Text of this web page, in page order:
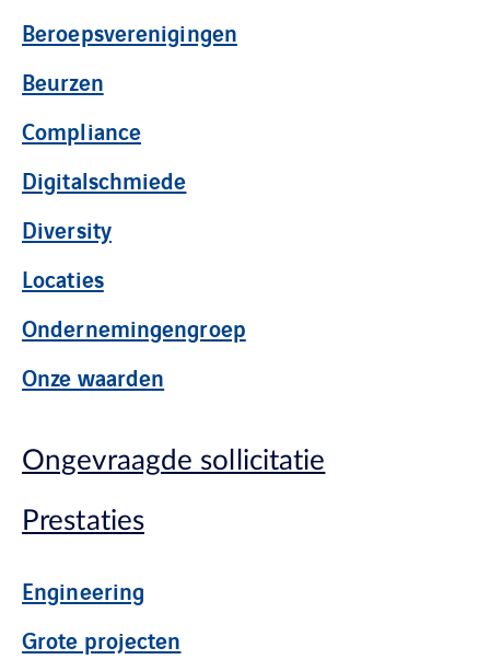
Beroepsverenigingen
Beurzen
Compliance
Digitalschmiede
Diversity
Locaties
Ondernemingengroep
Onze waarden
Ongevraagde sollicitatie
Prestaties
Engineering
Grote projecten